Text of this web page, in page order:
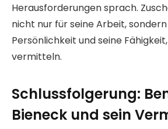
Herausforderungen sprach.
nicht nur für seine Arbeit,
Persönlichkeit und seine
vermitteln.
Schlussfolgerung:
Bieneck und sein